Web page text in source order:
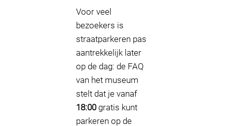
Voor veel
bezoekers is
straatparkeren pas
aantrekkelijk later
op de dag: de FAQ
van het museum
stelt dat je vanaf
18:00gratis kunt
parkeren op de